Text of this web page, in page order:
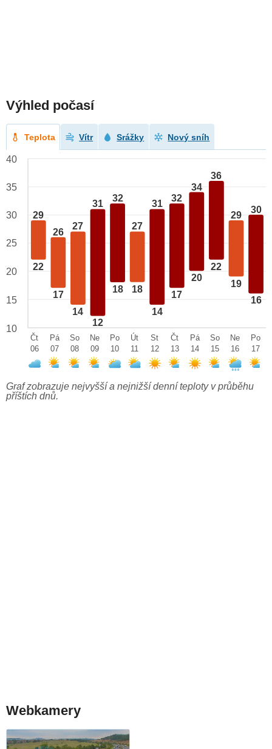
Výhled počasí
Teplota Vítr Srážky Nový sníh
29
22
26
17
27
14
31
12
32
18
27
18
31
14
32
17
34
20
36
22
29
19
30
16
40
35
30
25
20
15
10
Čt
06
Pá
07
So
08
Ne
09
Po
10
Út
11
St
12
Čt
13
Pá
14
So
15
Ne
16
Po
17
Graf zobrazuje nejvyšší a nejnižší denní teploty v průběhu
příštích dnů.
Webkamery